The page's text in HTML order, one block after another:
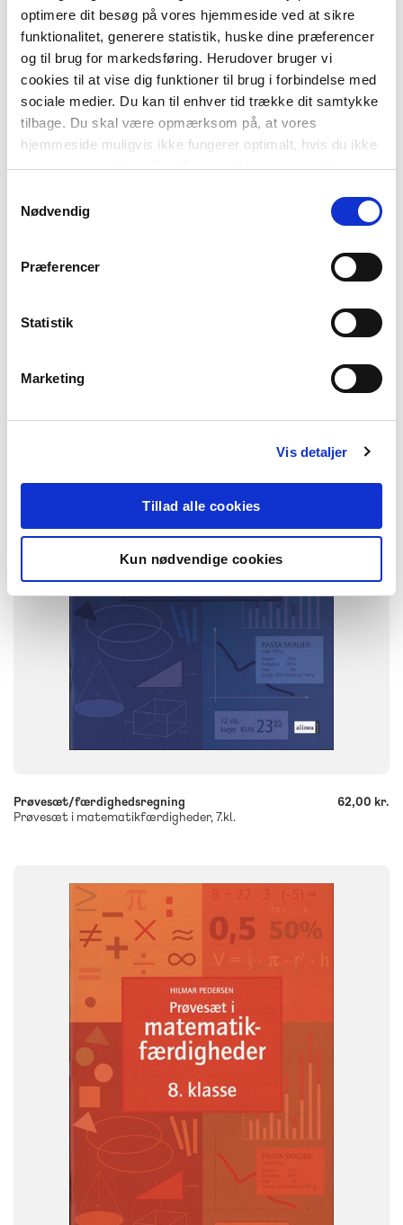
optimere dit besøg på vores hjemmeside ved at sikre
funktionalitet, generere statistik, huske dine præferencer
og til brug for markedsføring. Herudover bruger vi
cookies til at vise dig funktioner til brug i forbindelse med
sociale medier. Du kan til enhver tid trække dit samtykke
tilbage. Du skal være opmærksom på, at vores
hjemmeside muligvis ikke fungerer optimalt, hvis du ikke
accepterer cookies eller tilbagetrækker et samtykke.
Nødvendig
Præferencer
Statistik
Marketing
Vis detaljer
Tillad alle cookies
Kun nødvendige cookies
ISBN
9788723009302
- +
FORMAT
ISBN
9788723001191
Prøvesæt/færdighedsregning
Prøvesæt i matematikfærdigheder, 7.kl.
62,00 kr.
Matematik
NIVEAU
8. klasse
Engangsbog
9788723003713